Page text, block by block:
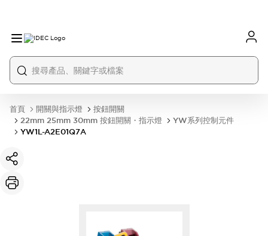
首頁 開關與指示燈
按鈕開關
22mm 25mm 30mm 按鈕開關・指示燈
YW系列控制元件
YW1L-A2E01Q7A